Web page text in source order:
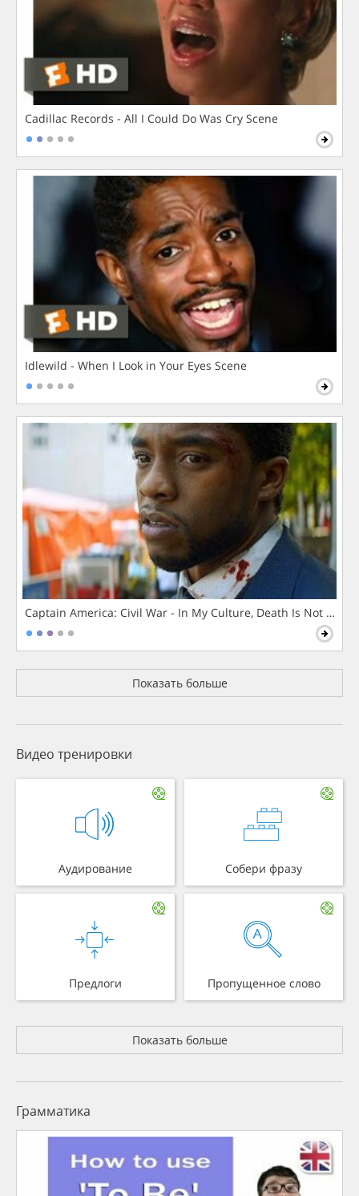
Cadillac Records - All I Could Do Was Cry Scene
Idlewild - When I Look in Your Eyes Scene
Captain America: Civil War - In My Culture, Death Is Not The
Показать больше
Видео тренировки
Аудирование Собери фразу
Предлоги Пропущенное слово
Показать больше
Грамматика